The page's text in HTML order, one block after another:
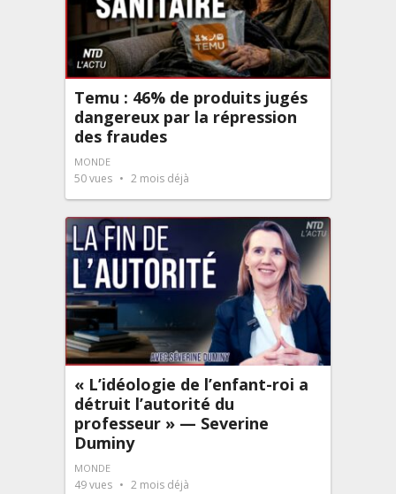
Temu : 46% de produits jugés
dangereux par la répression
des fraudes
MONDE
50vues 2 mois déjà
« L’idéologie de l’enfant-roi a
détruit l’autorité du
professeur » — Severine
Duminy
MONDE
49vues 2 mois déjà